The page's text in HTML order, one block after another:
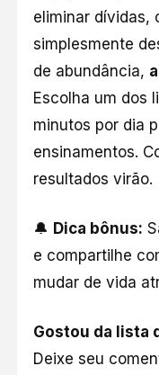
eliminar dívidas,
simplesmente
de abundância,
Escolha um dos
minutos por dia
ensinamentos.
resultados virão.
🔔 Dica bônus:
e compartilhe
mudar de vida
Gostou da lista
Deixe seu